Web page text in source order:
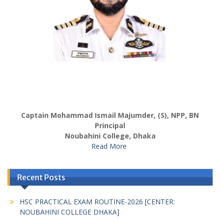
Captain Mohammad Ismail Majumder, (S), NPP, BN
Principal
Noubahini College, Dhaka
Read More
Recent Posts
HSC PRACTICAL EXAM ROUTINE-2026 [CENTER:
NOUBAHINI COLLEGE DHAKA]